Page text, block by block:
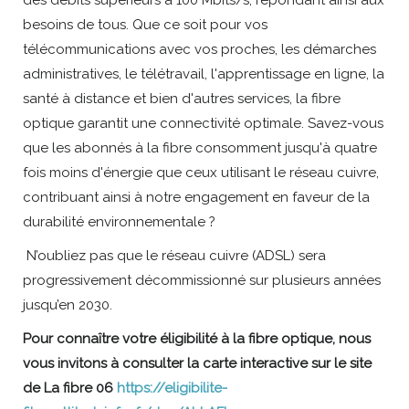
besoins de tous. Que ce soit pour vos
télécommunications avec vos proches, les démarches
administratives, le télétravail, l'apprentissage en ligne, la
santé à distance et bien d'autres services, la fibre
optique garantit une connectivité optimale. Savez-vous
que les abonnés à la fibre consomment jusqu'à quatre
fois moins d'énergie que ceux utilisant le réseau cuivre,
contribuant ainsi à notre engagement en faveur de la
durabilité environnementale ?
N’oubliez pas que le réseau cuivre (ADSL) sera
progressivement décommissionné sur plusieurs années
jusqu’en 2030.
Pour connaître votre éligibilité à la fibre optique, nous
vous invitons à consulter la carte interactive sur le site
de La fibre 06 https://eligibilite-